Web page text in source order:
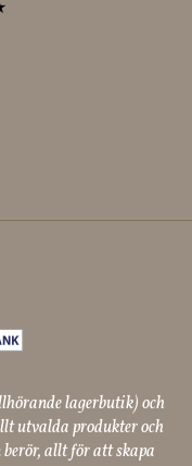
lagerbutik) och
utvalda produkter och
allt för att skapa